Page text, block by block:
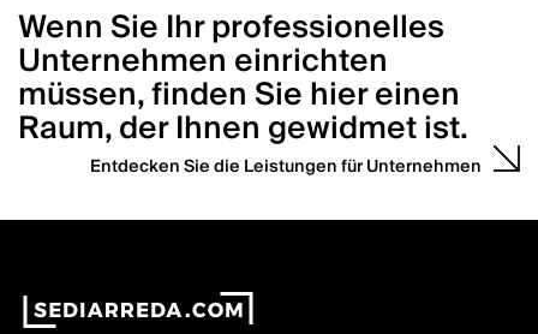
Wenn Sie Ihr professionelles
Unternehmen einrichten
müssen, finden Sie hier einen
Raum, der Ihnen gewidmet ist.
Entdecken Sie die Leistungen für Unternehmen